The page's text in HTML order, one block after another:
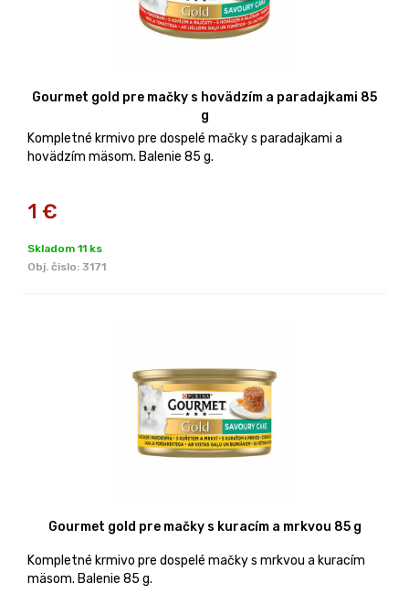
Gourmet gold pre mačky s hovädzím a paradajkami 85
g
Kompletné krmivo pre dospelé mačky s paradajkami a
hovädzím mäsom. Balenie 85 g.
1 €
Skladom 11 ks
Obj. čislo: 3171
Gourmet gold pre mačky s kuracím a mrkvou 85 g
Kompletné krmivo pre dospelé mačky s mrkvou a kuracím
mäsom. Balenie 85 g.